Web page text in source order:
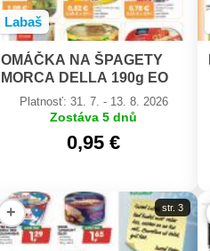
Labaš
OMÁČKA NA ŠPAGETY
MORCA DELLA 190g EO
TATRAKON
Platnosť: 31. 7. - 13. 8. 2026
Zostáva 5 dnů
0,95 €
+ str. 3